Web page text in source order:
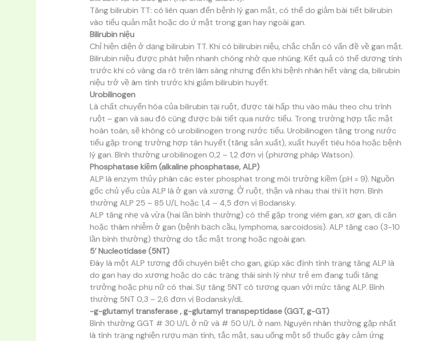
Tăng bilirubin TT: có liên quan đến bệnh lý gan mật, có thể do giảm bài tiết bilirubin
vào tiểu quản mật hoặc do ứ mật trong gan hay ngoài gan.
Bilirubin niệu
Chỉ hiện diện ở dạng bilirubin TT. Khi có bilirubin niệu, chắc chắn có vấn đề về gan mật.
Bilirubin niệu được phát hiện nhanh chóng nhờ que nhúng. Kết quả có thể dương tính
trước khi có vàng da rõ trên lâm sàng nhưng đến khi bệnh nhân hết vàng da, bilirubin
niệu trở về âm tính trước khi giảm bilirubin huyết.
Urobilinogen
Là chất chuyển hóa của bilirubin tại ruột, được tái hấp thu vào máu theo chu trình
ruột – gan và sau đó cũng được bài tiết qua nước tiểu. Trong trường hợp tắc mật
hoàn toàn, sẽ không có urobilinogen trong nước tiểu. Urobilinogen tăng trong nước
tiểu gặp trong trường hợp tán huyết (tăng sản xuất), xuất huyết tiêu hóa hoặc bệnh
lý gan. Bình thường urobilinogen 0,2 – 1,2 đơn vị (phương pháp Watson).
Phosphatase kiềm (alkaline phosphatase, ALP)
ALP là enzym thủy phân các ester phosphat trong môi trường kiềm (pH = 9). Nguồn
gốc chủ yếu của ALP là ở gan và xương. Ở ruột, thận và nhau thai thì ít hơn. Bình
thường ALP 25 – 85 U/L hoặc 1,4 – 4,5 đơn vị Bodansky.
ALP tăng nhẹ và vừa (hai lần bình thường) có thể gặp trong viêm gan, xơ gan, di căn
hoặc thâm nhiễm ở gan (bệnh bạch cầu, lymphoma, sarcoidosis). ALP tăng cao (3-10
lần bình thường) thường do tắc mật trong hoặc ngoài gan.
5’ Nucleotidase (5NT)
Đây là một ALP tương đối chuyên biệt cho gan, giúp xác định tình trạng tăng ALP là
do gan hay do xương hoặc do các trạng thái sinh lý như trẻ em đang tuổi tăng
trưởng hoặc phụ nữ có thai. Sự tăng 5NT có tương quan với mức tăng ALP. Bình
thường 5NT 0,3 – 2,6 đơn vị Bodansky/dL
-g-glutamyl transferase , g-glutamyl transpeptidase (GGT, g-GT)
Bình thường GGT # 30 U/L ở nữ và # 50 U/L ở nam. Nguyên nhân thường gặp nhất
là tình trạng nghiện rượu mạn tính, tắc mật, sau uống một số thuốc gây cảm ứng